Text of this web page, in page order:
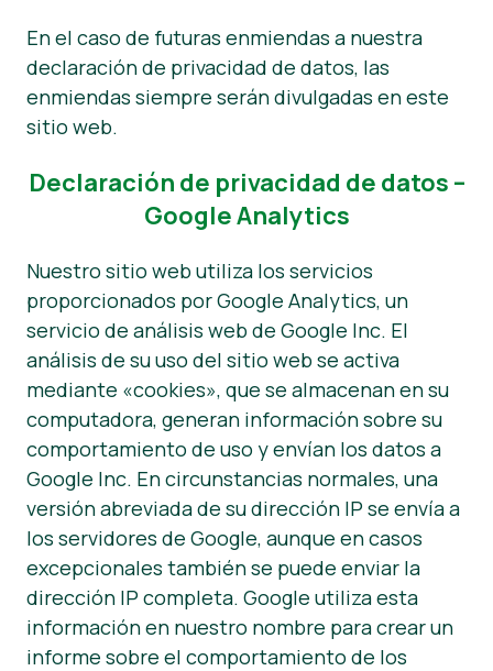
En el caso de futuras enmiendas a nuestra
declaración de privacidad de datos, las
enmiendas siempre serán divulgadas en este
sitio web.
Declaración de privacidad de datos –
Google Analytics
Nuestro sitio web utiliza los servicios
proporcionados por Google Analytics, un
servicio de análisis web de Google Inc. El
análisis de su uso del sitio web se activa
mediante «cookies», que se almacenan en su
computadora, generan información sobre su
comportamiento de uso y envían los datos a
Google Inc. En circunstancias normales, una
versión abreviada de su dirección IP se envía a
los servidores de Google, aunque en casos
excepcionales también se puede enviar la
dirección IP completa. Google utiliza esta
información en nuestro nombre para crear un
informe sobre el comportamiento de los